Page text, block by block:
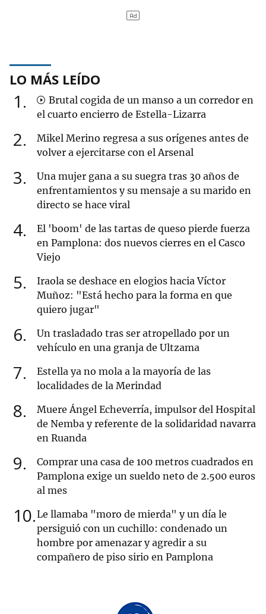
LO MÁS LEÍDO
1
Brutal cogida de un manso a un corredor en
el cuarto encierro de Estella-Lizarra
2
Mikel Merino regresa a sus orígenes antes de
volver a ejercitarse con el Arsenal
3
Una mujer gana a su suegra tras 30 años de
enfrentamientos y su mensaje a su marido en
directo se hace viral
4
El 'boom' de las tartas de queso pierde fuerza
en Pamplona: dos nuevos cierres en el Casco
Viejo
5
Iraola se deshace en elogios hacia Víctor
Muñoz: "Está hecho para la forma en que
quiero jugar"
6
Un trasladado tras ser atropellado por un
vehículo en una granja de Ultzama
7
Estella ya no mola a la mayoría de las
localidades de la Merindad
8
Muere Ángel Echeverría, impulsor del Hospital
de Nemba y referente de la solidaridad navarra
en Ruanda
9
Comprar una casa de 100 metros cuadrados en
Pamplona exige un sueldo neto de 2.500 euros
al mes
10 Le llamaba "moro de mierda" y un día le
persiguió con un cuchillo: condenado un
hombre por amenazar y agredir a su
compañero de piso sirio en Pamplona